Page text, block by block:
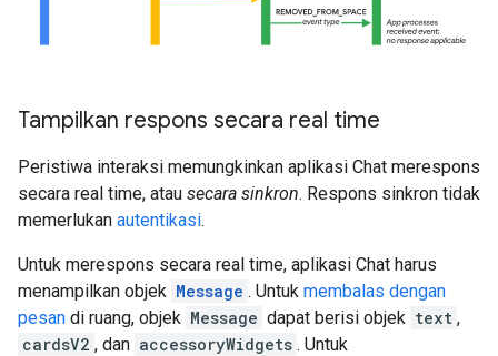
Tampilkan respons secara real time
Peristiwa interaksi memungkinkan aplikasi Chat merespons
secara real time, atau secara sinkron. Respons sinkron tidak
memerlukan autentikasi.
Untuk merespons secara real time, aplikasi Chat harus
menampilkan objek Message . Untuk membalas dengan
pesan di ruang, objek Message dapat berisi objek text ,
cardsV2 , dan accessoryWidgets . Untuk